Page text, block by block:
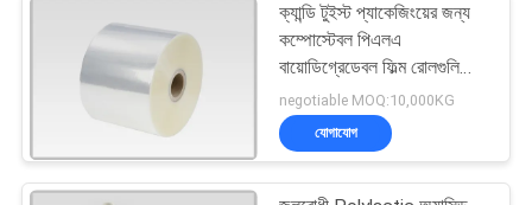
মুদ্রিত প্লাস্টিক রোলস
ক্যান্ডি টুইস্ট প্যাকেজিংয়ের জন্য
কম্পোস্টেবল পিএলএ
বায়োডিগ্রেডেবল ফিল্ম রোলগুলি
সাফ করুন
negotiable MOQ:10,000KG
যোগাযোগ